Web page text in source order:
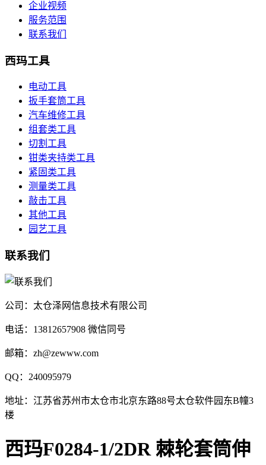
企业视频
服务范围
联系我们
西玛工具
电动工具
扳手套筒工具
汽车维修工具
组套类工具
切割工具
钳类夹持类工具
紧固类工具
测量类工具
敲击工具
其他工具
园艺工具
联系我们
公司：太仓泽网信息技术有限公司
电话：13812657908 微信同号
邮箱：zh@zewww.com
QQ：240095979
地址：江苏省苏州市太仓市北京东路88号太仓软件园东B幢3
楼
西玛F0284-1/2DR 棘轮套筒伸